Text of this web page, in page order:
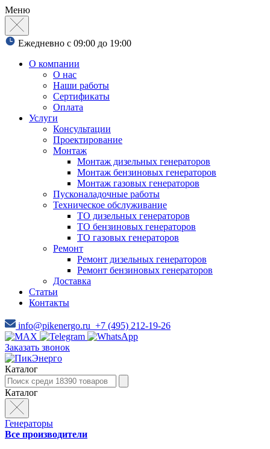
Меню
Ежедневно с 09:00 до 19:00
О компании
О нас
Наши работы
Сертификаты
Оплата
Услуги
Консультации
Проектирование
Монтаж
Монтаж дизельных генераторов
Монтаж бензиновых генераторов
Монтаж газовых генераторов
Пусконаладочные работы
Техническое обслуживание
ТО дизельных генераторов
ТО бензиновых генераторов
ТО газовых генераторов
Ремонт
Ремонт дизельных генераторов
Ремонт бензиновых генераторов
Доставка
Статьи
Контакты
info@pikenergo.ru +7 (495) 212-19-26
Заказать звонок
Каталог
Каталог
Генераторы
Все производители